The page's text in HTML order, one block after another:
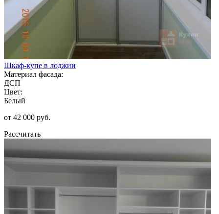
Шкаф-купе в лоджии
Материал фасада:
ДСП
Цвет:
Белый
от 42 000 руб.
Рассчитать